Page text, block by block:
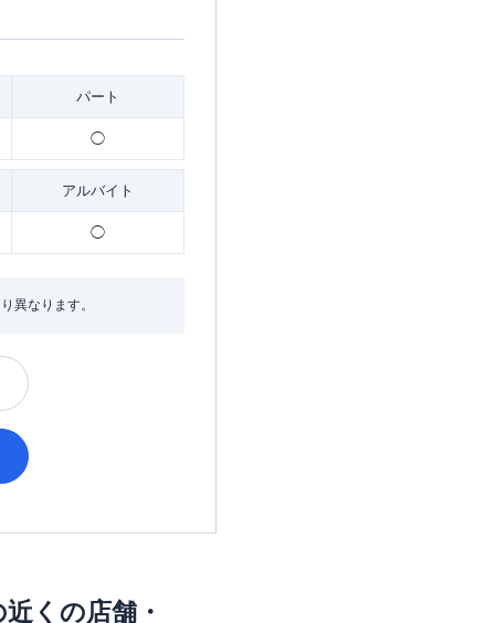
パート
◯
アルバイト
◯
異なります。
近くの店舗・